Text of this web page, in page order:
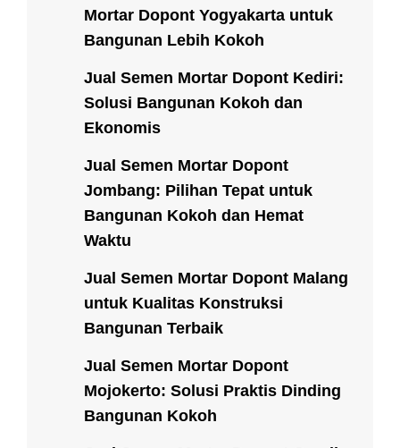
Mortar Dopont Yogyakarta untuk
Bangunan Lebih Kokoh
Jual Semen Mortar Dopont Kediri:
Solusi Bangunan Kokoh dan
Ekonomis
Jual Semen Mortar Dopont
Jombang: Pilihan Tepat untuk
Bangunan Kokoh dan Hemat
Waktu
Jual Semen Mortar Dopont Malang
untuk Kualitas Konstruksi
Bangunan Terbaik
Jual Semen Mortar Dopont
Mojokerto: Solusi Praktis Dinding
Bangunan Kokoh